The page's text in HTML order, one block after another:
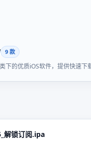
9 款
下的优质iOS软件，提供快速下
解锁订阅.ipa